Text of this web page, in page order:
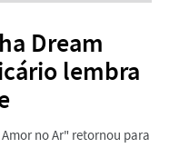
Dream
lembra
no Ar" retornou para